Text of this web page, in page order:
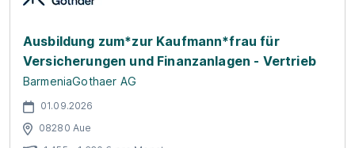
Ausbildung zum*zur Kaufmann*frau für
Versicherungen und Finanzanlagen - Vertrieb
BarmeniaGothaer AG
01.09.2026
08280 Aue